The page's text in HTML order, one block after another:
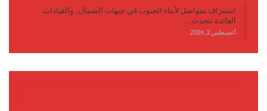
استنزاف متواصل لأبناء الجنوب في جبهات الشمال.. والقيادات
العائدة تتحدث…
أغسطس 2, 2026